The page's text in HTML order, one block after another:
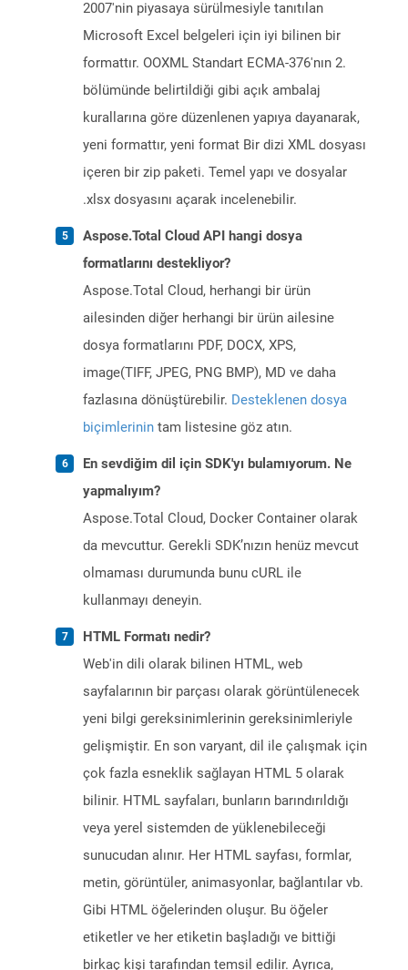
2007'nin piyasaya sürülmesiyle tanıtılan
Microsoft Excel belgeleri için iyi bilinen bir
formattır. OOXML Standart ECMA-376'nın 2.
bölümünde belirtildiği gibi açık ambalaj
kurallarına göre düzenlenen yapıya dayanarak,
yeni formattır, yeni format Bir dizi XML dosyası
içeren bir zip paketi. Temel yapı ve dosyalar
.xlsx dosyasını açarak incelenebilir.
Aspose.Total Cloud API hangi dosya
formatlarını destekliyor?
Aspose.Total Cloud, herhangi bir ürün
ailesinden diğer herhangi bir ürün ailesine
dosya formatlarını PDF, DOCX, XPS,
image(TIFF, JPEG, PNG BMP), MD ve daha
fazlasına dönüştürebilir. Desteklenen dosya
biçimlerinin tam listesine göz atın.
En sevdiğim dil için SDK'yı bulamıyorum. Ne
yapmalıyım?
Aspose.Total Cloud, Docker Container olarak
da mevcuttur. Gerekli SDK’nızın henüz mevcut
olmaması durumunda bunu cURL ile
kullanmayı deneyin.
HTML Formatı nedir?
Web'in dili olarak bilinen HTML, web
sayfalarının bir parçası olarak görüntülenecek
yeni bilgi gereksinimlerinin gereksinimleriyle
gelişmiştir. En son varyant, dil ile çalışmak için
çok fazla esneklik sağlayan HTML 5 olarak
bilinir. HTML sayfaları, bunların barındırıldığı
veya yerel sistemden de yüklenebileceği
sunucudan alınır. Her HTML sayfası, formlar,
metin, görüntüler, animasyonlar, bağlantılar vb.
Gibi HTML öğelerinden oluşur. Bu öğeler
etiketler ve her etiketin başladığı ve bittiği
birkaç kişi tarafından temsil edilir. Ayrıca,